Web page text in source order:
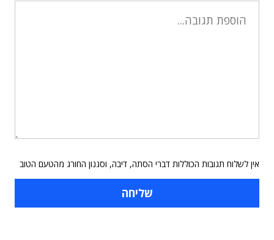
אין לשלוח תגובות הכוללות דברי הסתה, דיבה, וסגנון החורג מהטעם הטוב